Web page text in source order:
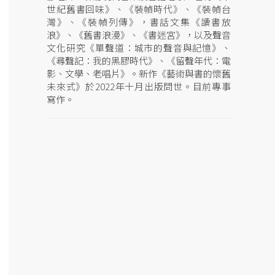
世紀舊書回味》、《裝幀時代》、《裝幀台
灣》、《裝幀列傳》，書話文集《讀書放
浪》、《舊書浪漫》、《書迷宮》，以及聲音
文化研究《單聲道：城市的聲音與記憶》、
《尋聲記：我的黑膠時代》、《留聲年代：電
影、文學、老唱片》。新作《藝術與書的懷舊
未來式》於2022年十月出版問世。目前專事
寫作。